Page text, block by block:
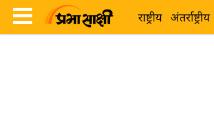
राष्ट्रीय अंतर्राष्ट्रीय